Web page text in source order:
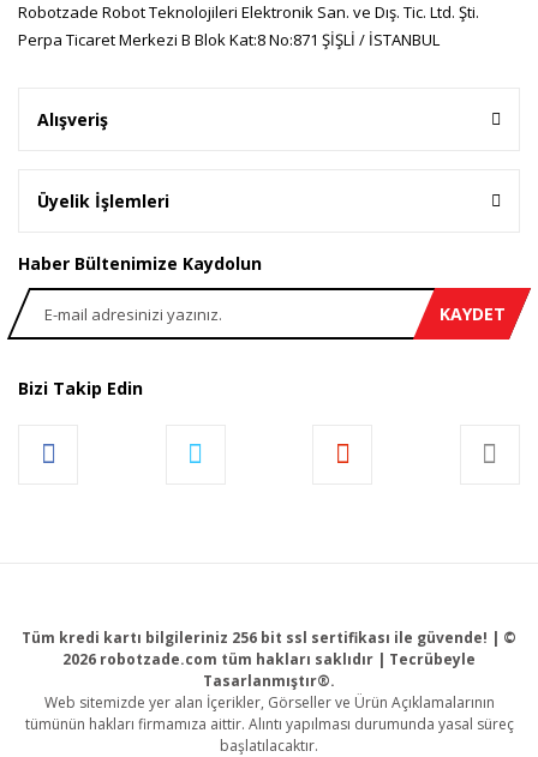
Robotzade Robot Teknolojileri Elektronik San. ve Dış. Tic. Ltd. Şti.
Perpa Ticaret Merkezi B Blok Kat:8 No:871 ŞİŞLİ / İSTANBUL
Alışveriş
Üyelik İşlemleri
Haber Bültenimize Kaydolun
KAYDET
Bizi Takip Edin
Tüm kredi kartı bilgileriniz 256 bit ssl sertifikası ile güvende! | ©
2026 robotzade.com tüm hakları saklıdır | Tecrübeyle
Tasarlanmıştır®.
Web sitemizde yer alan İçerikler, Görseller ve Ürün Açıklamalarının
tümünün hakları firmamıza aittir. Alıntı yapılması durumunda yasal süreç
başlatılacaktır.